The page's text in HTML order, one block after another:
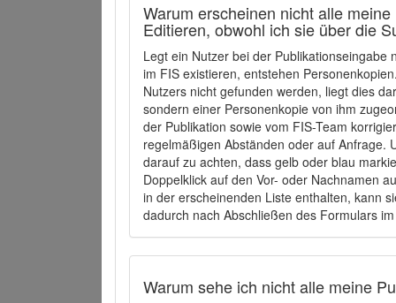
Warum erscheinen nicht alle
Editieren, obwohl ich sie über die
Legt ein Nutzer bei der
im FIS existieren, entstehen
Nutzers nicht gefunden werden, liegt dies
sondern einer Personenkopie von ihm
der Publikation sowie vom FIS-Team
regelmäßigen Abständen oder auf Anfrage.
darauf zu achten, dass gelb oder blau
Doppelklick auf den Vor- oder Nachnamen
in der erscheinenden Liste enthalten, kann
dadurch nach Abschließen des Formulars
Warum sehe ich nicht alle meine